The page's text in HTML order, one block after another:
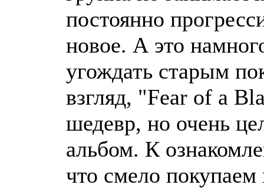
постоянно
новое. А это
угождать старым
взгляд, "Fear of a
шедевр, но очень
альбом. К
что смело